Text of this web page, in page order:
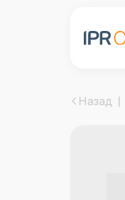
Назад